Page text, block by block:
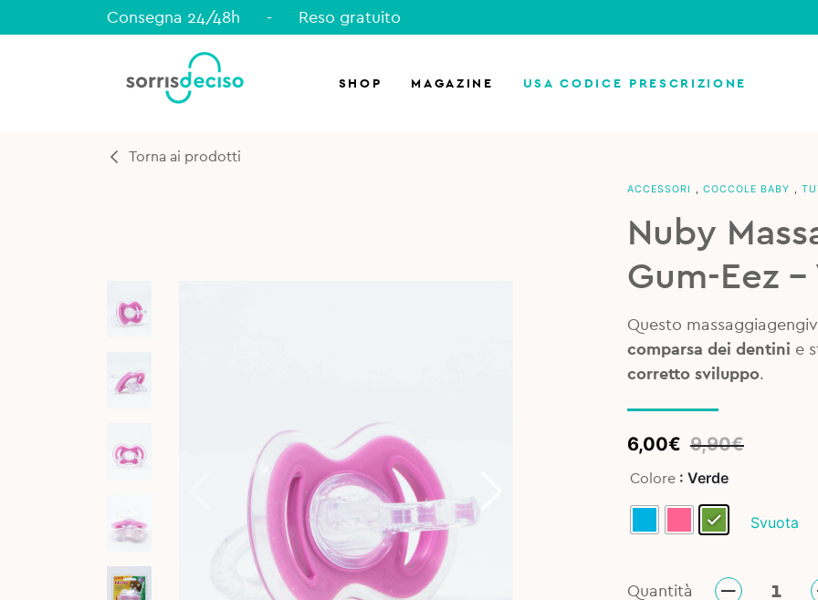
Consegna 24/48h - Reso gratuito
SHOP MAGAZINE USA CODICE PRESCRIZIONE
Torna ai prodotti
ACCESSORI , COCCOLE BABY ,
Nuby
Gum-Eez
Questo
comparsa dei dentini e
corretto sviluppo.
9,90€
Original
was:
9,90€.
6,00€
Current
is:
6,00€.
Colore : Verde
Svuota
Quantità